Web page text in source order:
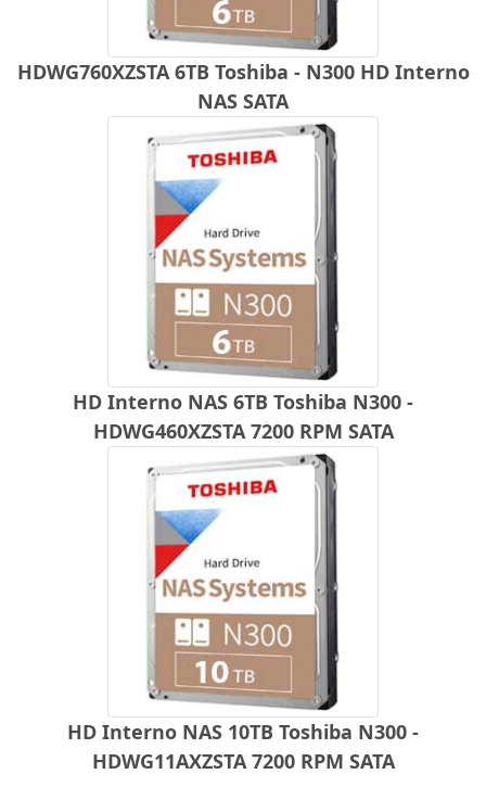
HDWG760XZSTA 6TB Toshiba - N300 HD Interno
NAS SATA
HD Interno NAS 6TB Toshiba N300 -
HDWG460XZSTA 7200 RPM SATA
HD Interno NAS 10TB Toshiba N300 -
HDWG11AXZSTA 7200 RPM SATA